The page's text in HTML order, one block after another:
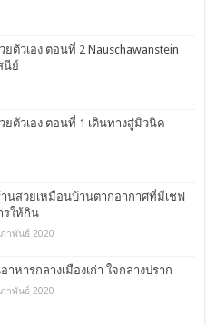
ตัวเอง ตอนที่ 2 Nauschawanstein
นีย์
ยตัวเอง ตอนที่ 1 เดินทางสู่มิวนิค
านสวยเหมือนบ้านตากอากาศที่มีเชฟ
รให้กิน
าพันธ์ 2020
าหารกลางเมืองเก่า ใจกลางปราก
าพันธ์ 2020